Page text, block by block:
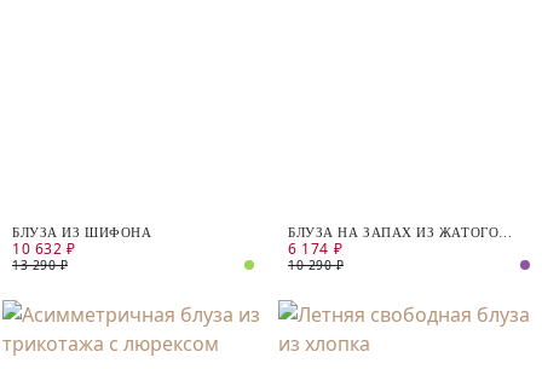
БЛУЗА ИЗ ШИФОНА
10 632 ₽
13 290 ₽
БЛУЗА НА ЗАПАХ ИЗ ЖАТОГО
АТЛАСА
6 174 ₽
10 290 ₽